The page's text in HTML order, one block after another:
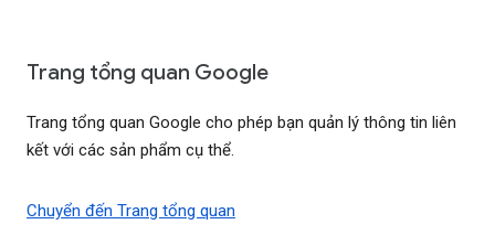
Trang tổng quan Google
Trang tổng quan Google cho phép bạn quản lý thông tin liên
kết với các sản phẩm cụ thể.
Chuyển đến Trang tổng quan